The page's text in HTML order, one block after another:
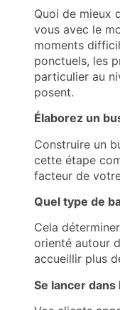
Quoi de mieux
vous avec le
moments
ponctuels, les
particulier au
posent.
Élaborez un
Construire un
cette étape
facteur de
Quel type de
Cela
orienté autour
accueillir plus
Se lancer dans